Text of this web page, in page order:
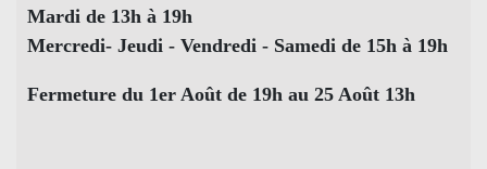
Mardi de 13h à 19h
Mercredi- Jeudi - Vendredi - Samedi de 15h à 19h
Fermeture du 1er Août de 19h au 25 Août 13h